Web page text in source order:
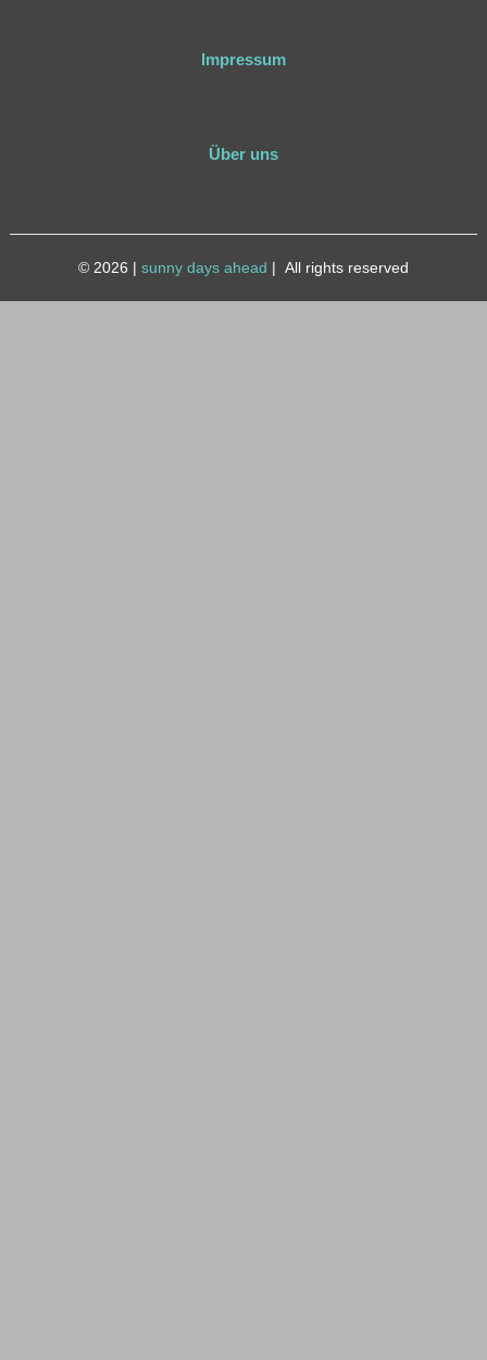
Impressum
Über uns
© 2026 | sunny days ahead | All rights reserved